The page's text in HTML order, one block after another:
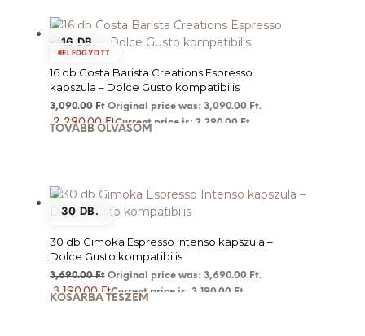
16 DB.
ELFOGYOTT
16 db Costa Barista Creations Espresso
kapszula – Dolce Gusto kompatibilis
3,090.00Ft Original price was: 3,090.00 Ft.
2,290.00FtCurrent price is: 2,290.00 Ft.
TOVÁBB OLVASOM
30 DB.
30 db Gimoka Espresso Intenso kapszula –
Dolce Gusto kompatibilis
3,690.00Ft Original price was: 3,690.00 Ft.
3,190.00FtCurrent price is: 3,190.00 Ft.
KOSÁRBA TESZEM